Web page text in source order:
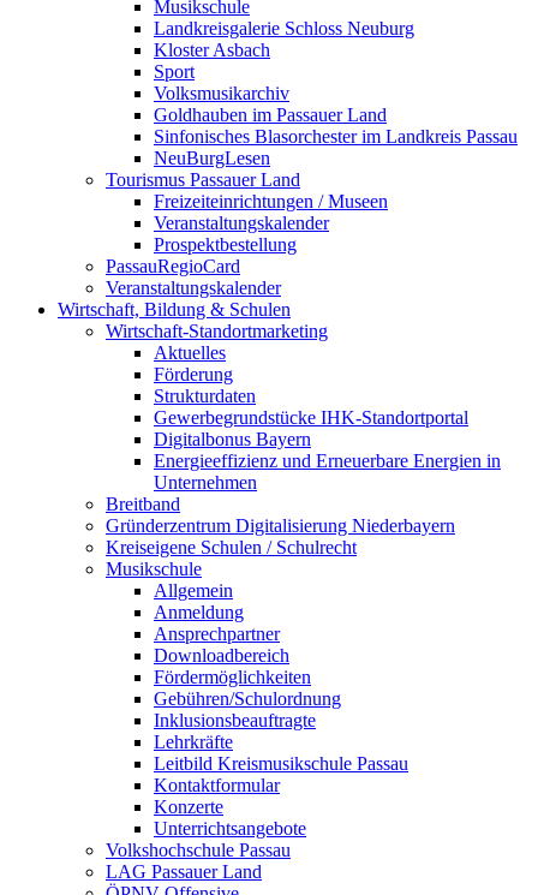
Musikschule
Landkreisgalerie Schloss Neuburg
Kloster Asbach
Sport
Volksmusikarchiv
Goldhauben im Passauer Land
Sinfonisches Blasorchester im Landkreis Passau
NeuBurgLesen
Tourismus Passauer Land
Freizeiteinrichtungen / Museen
Veranstaltungskalender
Prospektbestellung
PassauRegioCard
Veranstaltungskalender
Wirtschaft, Bildung & Schulen
Wirtschaft-Standortmarketing
Aktuelles
Förderung
Strukturdaten
Gewerbegrundstücke IHK-Standortportal
Digitalbonus Bayern
Energieeffizienz und Erneuerbare Energien in
Unternehmen
Breitband
Gründerzentrum Digitalisierung Niederbayern
Kreiseigene Schulen / Schulrecht
Musikschule
Allgemein
Anmeldung
Ansprechpartner
Downloadbereich
Fördermöglichkeiten
Gebühren/Schulordnung
Inklusionsbeauftragte
Lehrkräfte
Leitbild Kreismusikschule Passau
Kontaktformular
Konzerte
Unterrichtsangebote
Volkshochschule Passau
LAG Passauer Land